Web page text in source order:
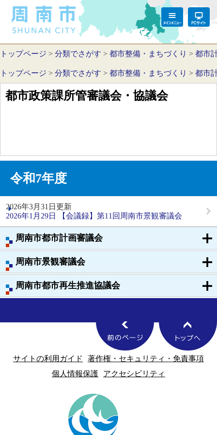
トップページ > 分類でさがす > 都市整備・まちづくり > 都市
トップページ > 分類でさがす > 都市整備・まちづくり > 都市
都市政策課所管審議会・協議会
周南市都市計画審議会
周南市景観審議会
周南市都市再生推進協議会
令和7年度
2026年3月31日更新
2026年1月29日 【会議録】第11回周南市景観審議会
サイトの利用ガイド
著作権・セキュリティ・免責事項
個人情報保護
アクセシビリティ